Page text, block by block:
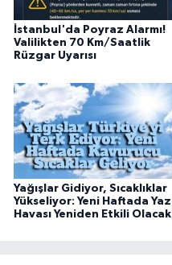
İstanbul'da Poyraz Alarmı!
Valilikten 70 Km/Saatlik
Rüzgar Uyarısı
Yağışlar Gidiyor, Sıcaklıklar
Yükseliyor: Yeni Haftada Yaz
Havası Yeniden Etkili Olacak